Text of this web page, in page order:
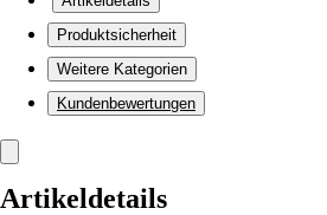
Produktsicherheit
Weitere Kategorien
Kundenbewertungen
Artikeldetails